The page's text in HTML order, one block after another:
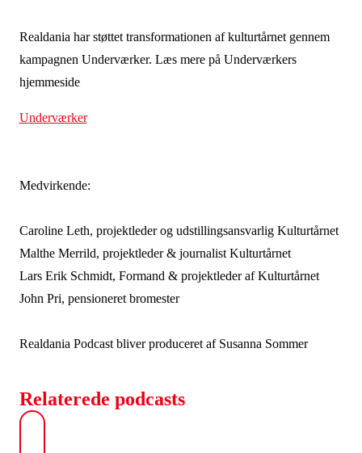
Realdania har støttet transformationen af kulturtårnet gennem
kampagnen Underværker. Læs mere på Underværkers
hjemmeside
Underværker
Medvirkende:
Caroline Leth, projektleder og udstillingsansvarlig Kulturtårnet
Malthe Merrild, projektleder & journalist Kulturtårnet
Lars Erik Schmidt, Formand & projektleder af Kulturtårnet
John Pri, pensioneret bromester
Realdania Podcast bliver produceret af Susanna Sommer
Relaterede podcasts